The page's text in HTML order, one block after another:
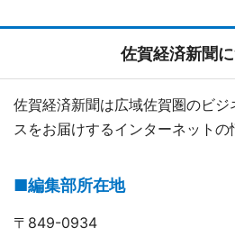
佐賀経済新聞
佐賀経済新聞は広域佐賀圏のビ
スをお届けするインターネットの
■編集部所在地
〒849-0934